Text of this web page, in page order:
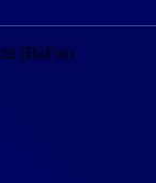
(BaFin)